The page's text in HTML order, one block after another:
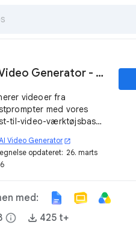
AI Video Generator - Tekst til video
videoer fra
med vores
til-video-værktøjsbase
Video Generator open_in_new
opdateret: 26. marts
med:
info 425 t+